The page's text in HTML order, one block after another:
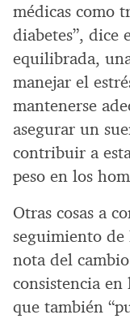
médicas como
diabetes”, dice
equilibrada,
manejar el
mantenerse
asegurar un
contribuir a
peso en los
Otras cosas a
seguimiento
nota del
consistencia
que también